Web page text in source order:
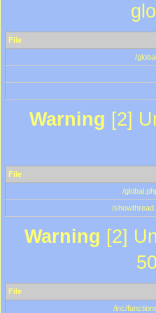
File
/
Warning [2]
File
/
/
Warning [2]
File
/inc/